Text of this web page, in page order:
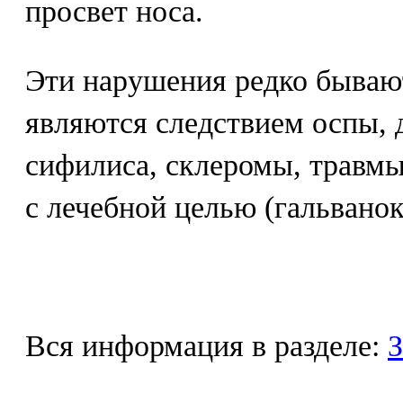
просвет носа.
Эти нарушения редко
являются следствием
сифилиса, склеромы,
с лечебной целью
Вся информация в разделе: